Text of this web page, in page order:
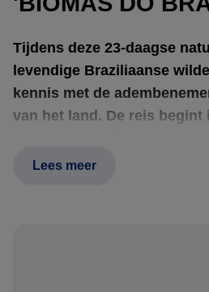
Tijdens deze 23-daagse
levendige Braziliaanse
kennis met de
van het land. De reis begint
onvergetelijk verblijf in de
ook wel bekend als het
Lees meer